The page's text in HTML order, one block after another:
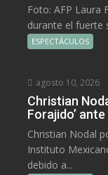
Foto: AFP Laura
durante el fuerte
ESPECTÁCULOS
agosto 10, 2026
Christian
Forajido’ ante
Christian Nodal
Instituto
debido a...